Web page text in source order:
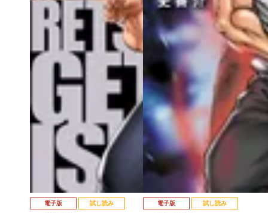
電子版 試し読み 電子版 試し読み